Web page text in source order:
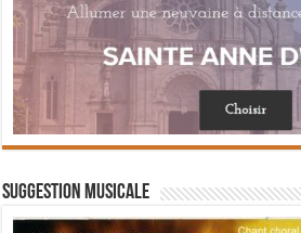
Suggestion musicale